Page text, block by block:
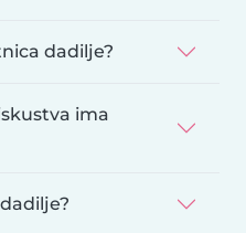
dadilje?
ima